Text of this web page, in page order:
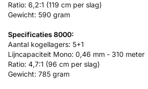
Ratio: 6,2:1 (119 cm per slag)
Gewicht: 590 gram
Specificaties 8000:
Aantal kogellagers: 5+1
Lijncapaciteit Mono: 0,46 mm - 310 meter
Ratio: 4,7:1 (96 cm per slag)
Gewicht: 785 gram